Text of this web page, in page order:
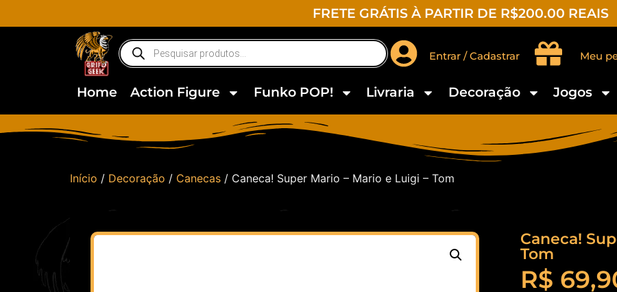
FRETE GRÁTIS À PARTIR DE R$200.00 REAIS
Entrar / Cadastrar Meu
Home Action Figure Funko POP! Livraria Decoração Jogos
Início / Decoração / Canecas / Caneca! Super Mario – Mario e Luigi – Tom
Caneca!
Tom
R$